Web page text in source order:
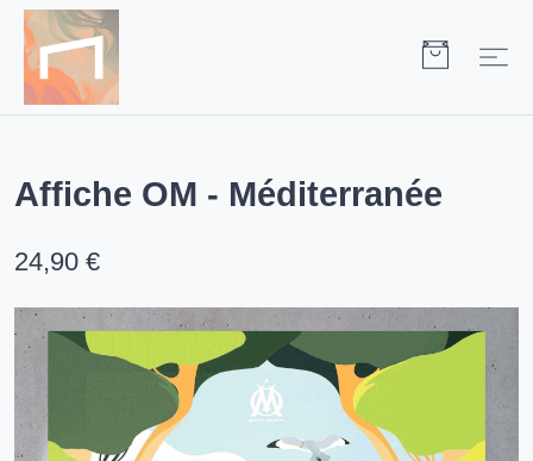
Affiche OM - Méditerranée
24,90 €